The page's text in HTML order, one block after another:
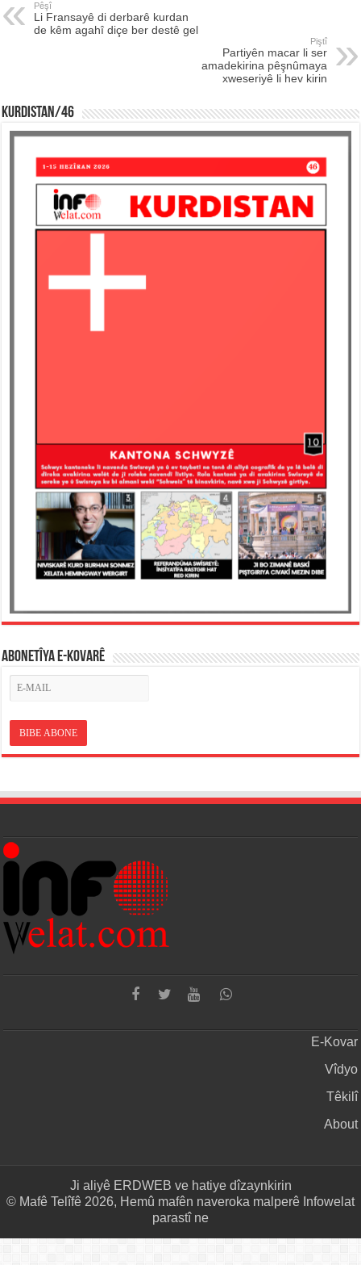
Pêşî
Li Fransayê di derbarê kurdan
de kêm agahî diçe ber destê gel
Piştî
Partiyên macar li ser
amadekirina pêşnûmaya
xweseriyê li hev kirin
KURDISTAN/46
ABONETÎYA E-KOVARÊ
E-Kovar
Vîdyo
Têkilî
About
Ji aliyê ERDWEB ve hatiye dîzaynkirin
© Mafê Telîfê 2026, Hemû mafên naveroka malperê Infowelat
parastî ne